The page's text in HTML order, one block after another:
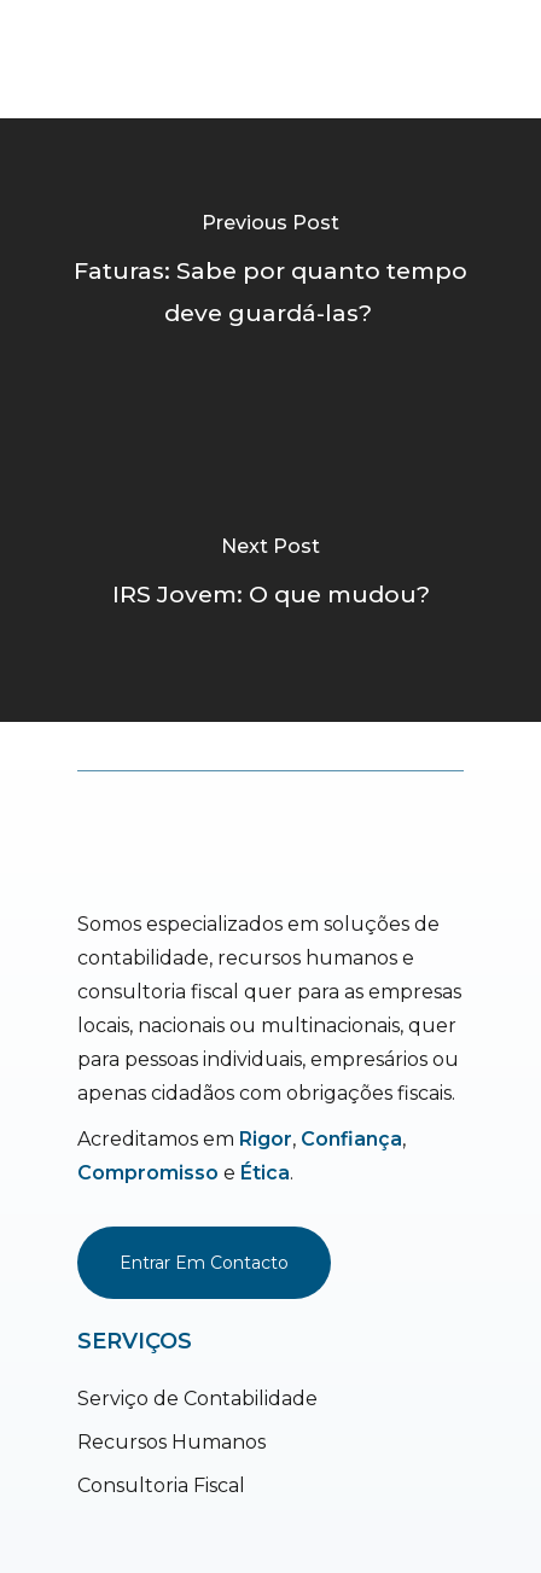
Previous Post
Faturas: Sabe por quanto tempo
deve guardá-las?
Next Post
IRS Jovem: O que mudou?
Somos especializados em soluções de
contabilidade, recursos humanos e
consultoria fiscal quer para as empresas
locais, nacionais ou multinacionais, quer
para pessoas individuais, empresários ou
apenas cidadãos com obrigações fiscais.
Acreditamos em Rigor, Confiança,
Compromisso e Ética.
Entrar Em Contacto
SERVIÇOS
Serviço de Contabilidade
Recursos Humanos
Consultoria Fiscal